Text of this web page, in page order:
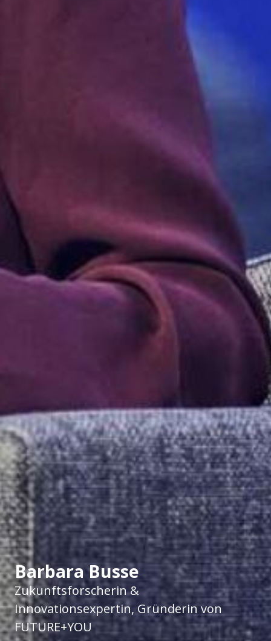
Barbara Busse
Zukunftsforscherin &
Innovationsexpertin, Gründerin von
FUTURE+YOU